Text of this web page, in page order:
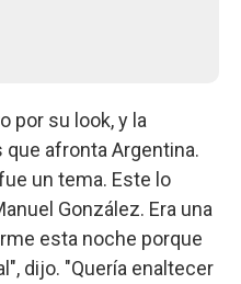
por su look, y la
afronta Argentina.
un tema. Este lo
González. Era una
esta noche porque
dijo. "Quería enaltecer